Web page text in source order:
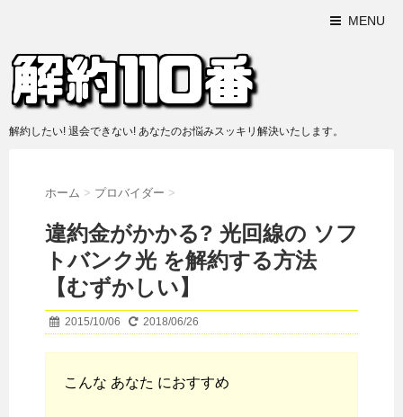
MENU
解約したい! 退会できない! あなたのお悩みスッキリ解決いたします。
ホーム > プロバイダー >
違約金がかかる? 光回線の ソフ
トバンク光 を解約する方法
【むずかしい】
2015/10/06 2018/06/26
こんな あなた におすすめ